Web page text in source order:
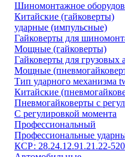
Шиномонтажное
Китайские (гайковерты)
ударные (импульсные)
Гайковерты для
Мощные (гайковерты)
Гайковерты для грузовых
Мощные
Тип ударного механизма
Китайские
Пневмогайковерты с
С регулировкой момента
Профессиональный
Профессиональные
КСР: 28.24.12.91.21.22-520